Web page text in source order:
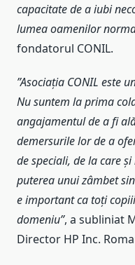
capacitate de a iubi
lumea oamenilor
fondatorul CONIL.
”Asociația CONIL este
Nu suntem la prima
angajamentul de a fi
demersurile lor de a
de speciali, de la care
puterea unui zâmbet
e important ca toți
domeniu”, a subliniat
Director HP Inc.